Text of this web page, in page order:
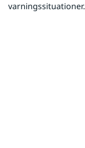
varningssituationer.